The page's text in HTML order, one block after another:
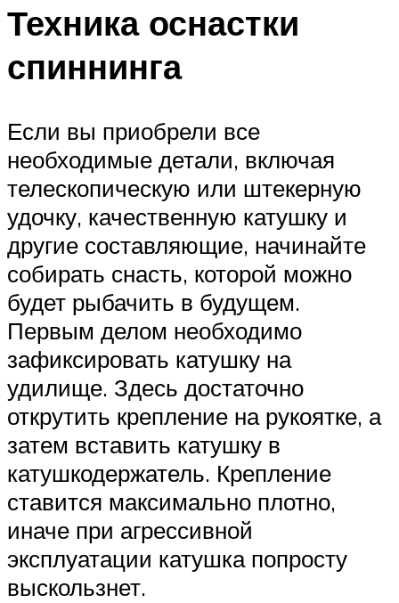
Техника оснастки
спиннинга
Если вы приобрели все
необходимые детали, включая
телескопическую или штекерную
удочку, качественную катушку и
другие составляющие, начинайте
собирать снасть, которой можно
будет рыбачить в будущем.
Первым делом необходимо
зафиксировать катушку на
удилище. Здесь достаточно
открутить крепление на рукоятке, а
затем вставить катушку в
катушкодержатель. Крепление
ставится максимально плотно,
иначе при агрессивной
эксплуатации катушка попросту
выскользнет.